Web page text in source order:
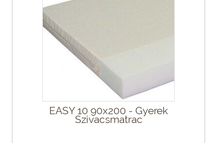
EASY 10 90x200 - Gyerek
Szivacsmatrac